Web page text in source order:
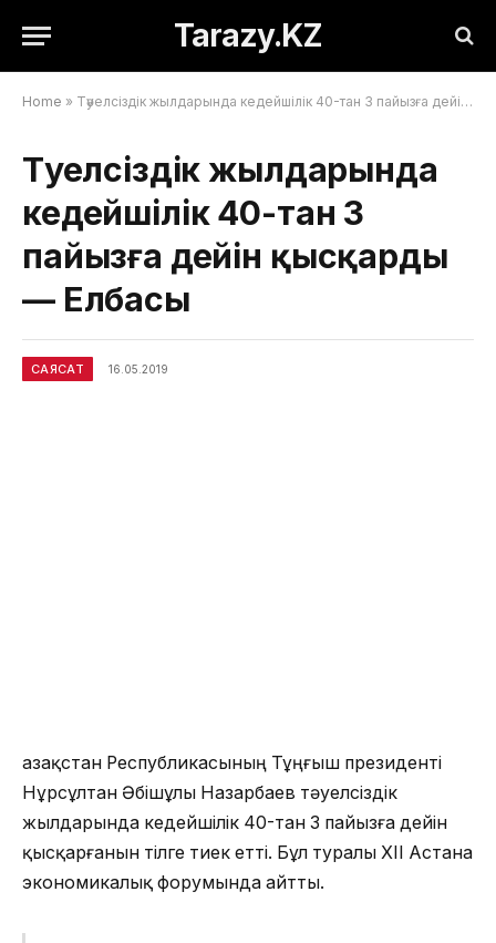
Tarazy.KZ
Home » Тәуелсіздік жылдарында кедейшілік 40-тан 3 пайызға дейін қысқарды — Елбасы
Тәуелсіздік жылдарында
кедейшілік 40-тан 3
пайызға дейін қысқарды
— Елбасы
САЯСАТ 16.05.2019
Қазақстан Республикасының Тұңғыш президенті
Нұрсұлтан Әбішұлы Назарбаев тәуелсіздік
жылдарында кедейшілік 40-тан 3 пайызға дейін
қысқарғанын тілге тиек етті. Бұл туралы XII Астана
экономикалық форумында айтты.